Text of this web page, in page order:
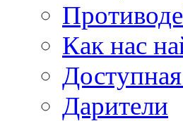
Как нас
Дарители